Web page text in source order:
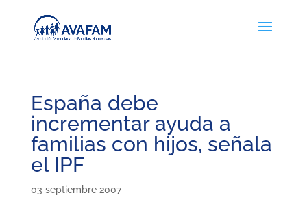
España debe
incrementar ayuda a
familias con hijos, señala
el IPF
03 septiembre 2007